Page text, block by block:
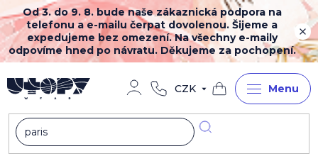
Přejít
na
obsah
Od 3. do 9. 8. bude naše zákaznická podpora na
telefonu a e-mailu čerpat dovolenou. Šijeme a
expedujeme bez omezení. Na všechny e-maily
odpovíme hned po návratu. Děkujeme za pochopení.
CZK
Nákupní
košík